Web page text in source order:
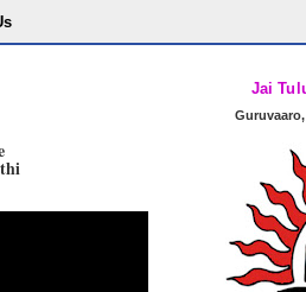
Jai